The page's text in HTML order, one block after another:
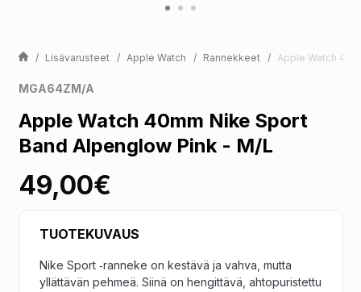
Lisävarusteet Apple Watch Rannekkeet Apple Watch
MGA64ZM/A
Apple Watch 40mm Nike Sport
Band Alpenglow Pink - M/L
49,00€
TUOTEKUVAUS
Nike Sport ‑ranneke on kestävä ja vahva, mutta
yllättävän pehmeä. Siinä on hengittävä, ahto­­puristettu